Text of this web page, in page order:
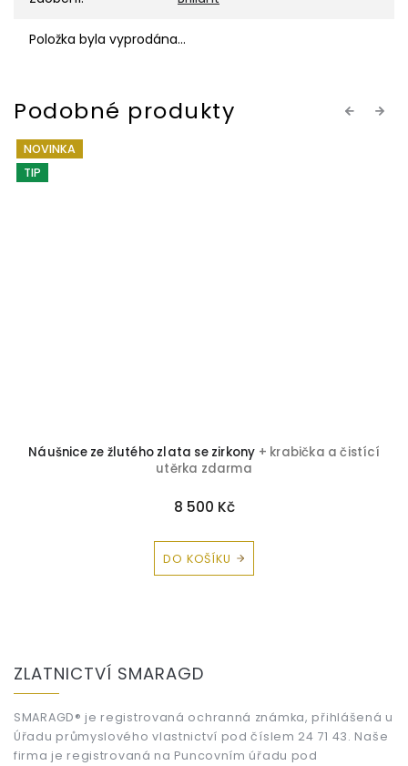
Položka byla vyprodána…
Previous
NOVINKA
TIP
Náušnice ze žlutého zlata se zirkony + krabička a čistící
utěrka zdarma
8 500 Kč
DO KOŠÍKU
Next
ZLATNICTVÍ SMARAGD
SMARAGD® je registrovaná ochranná známka, přihlášená u
Úřadu průmyslového vlastnictví pod číslem 24 71 43. Naše
firma je registrovaná na Puncovním úřadu pod